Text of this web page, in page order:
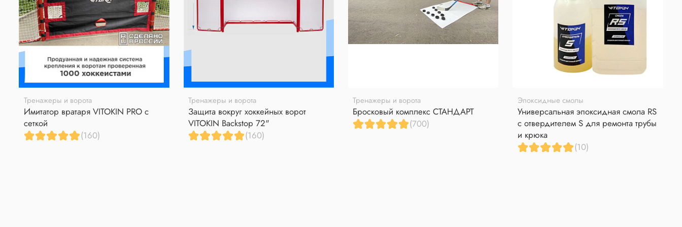
Тренажеры и ворота
Имитатор вратаря VITOKIN PRO с
сеткой
(160)
Тренажеры и ворота
Защита вокруг хоккейных ворот
VITOKIN Backstop 72"
(160)
Тренажеры и ворота
Бросковый комплекс СТАНДАРТ
(700)
Эпоксидные смолы
Универсальная эпоксидная смола RS
с отвердителем S для ремонта трубы
и крюка
(10)